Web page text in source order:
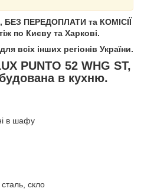
ПЕРЕДОПЛАТИ та КОМІСІЇ
по Києву та Харкові.
всіх інших регіонів України.
PUNTO 52 WHG ST,
в кухню.
в шафу
скло